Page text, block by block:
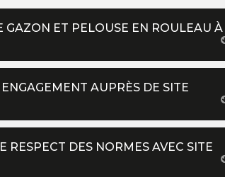
GAZON ET PELOUSE EN ROULEAU À
AUPRÈS DE SITE
RESPECT DES NORMES AVEC SITE